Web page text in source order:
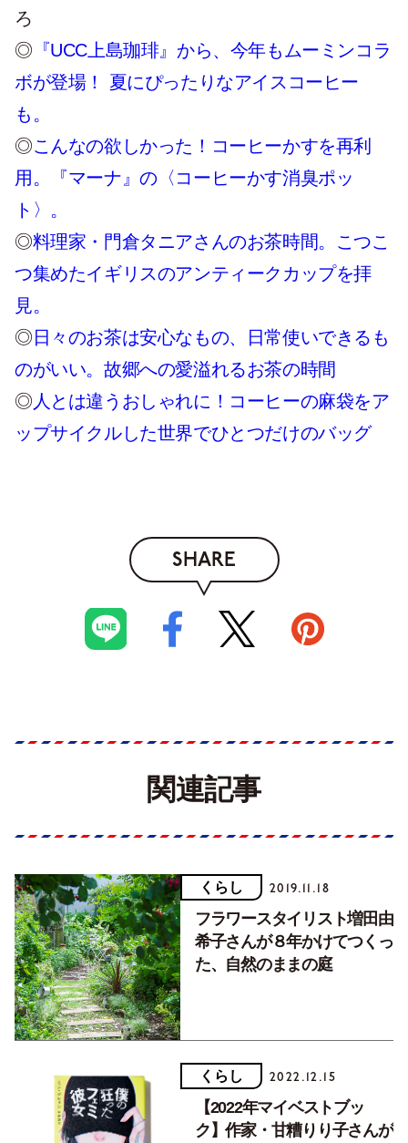
ろ
◎ 『UCC上島珈琲』から、今年もムーミンコラ
ボが登場！ 夏にぴったりなアイスコーヒー
も。
◎こんなの欲しかった！コーヒーかすを再利
用。『マーナ』の〈コーヒーかす消臭ポッ
ト〉。
◎料理家・門倉タニアさんのお茶時間。こつこ
つ集めたイギリスのアンティークカップを拝
見。
◎ 日々のお茶は安心なもの、日常使いできるも
のがいい。故郷への愛溢れるお茶の時間
◎ 人とは違うおしゃれに！コーヒーの麻袋をア
ップサイクルした世界でひとつだけのバッグ
SHARE
関連記事
くらし 2019.11.18
フラワースタイリスト増田由
希子さんが８年かけてつくっ
た、自然のままの庭
くらし 2022.12.15
【2022年マイベストブッ
ク】作家・甘糟りり子さんが